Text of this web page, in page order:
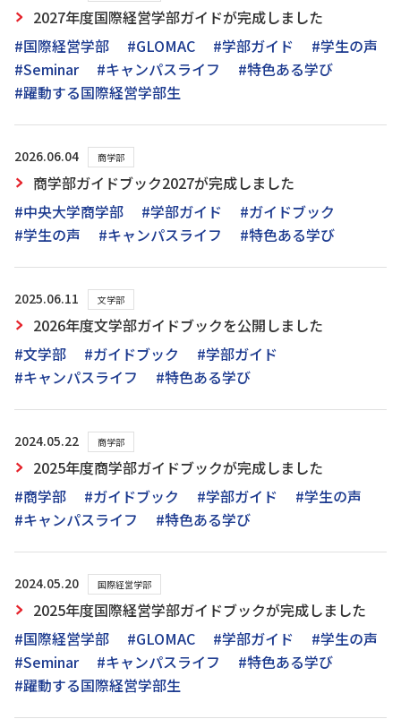
2027年度国際経営学部ガイドが完成しました
#国際経営学部
#GLOMAC #学部ガイド
#学生の声
#Seminar
#キャンパスライフ
#特色ある学び
#躍動する国際経営学部生
2026.06.04 商学部
商学部ガイドブック2027が完成しました
#中央大学商学部
#学部ガイド
#ガイドブック
#学生の声
#キャンパスライフ #特色ある学び
2025.06.11 文学部
2026年度文学部ガイドブックを公開しました
#文学部
#ガイドブック
#学部ガイド
#キャンパスライフ
#特色ある学び
2024.05.22 商学部
2025年度商学部ガイドブックが完成しました
#商学部
#ガイドブック #学部ガイド
#学生の声
#キャンパスライフ
#特色ある学び
2024.05.20 国際経営学部
2025年度国際経営学部ガイドブックが完成しました
#国際経営学部
#GLOMAC #学部ガイド
#学生の声
#Seminar
#キャンパスライフ
#特色ある学び
#躍動する国際経営学部生